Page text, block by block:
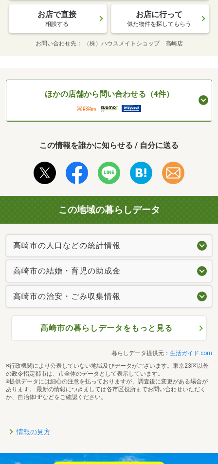
お店で直接
相談する
お店に行って
似た物件を探してもらう
お問い合わせ先 （株）ハウスメイトショップ 高崎店
ほかの店舗から問い合わせる（4件）
この情報を誰かに知らせる / 自分に送る
この地域の暮らしデータ
高崎市の人口などの統計情報
高崎市の結婚・育児の助成金
高崎市の治安・ごみ収集情報
高崎市の暮らしデータをもっと見る
暮らしデータ提供元： 生活ガイド.com
※行政機関により公表していない地域及びデータがございます。東京23区以外
の政令指定都市は、市全体のデータとして表示しています。
※提供データには細心の注意を払っておりますが、調査後に変更がある場合が
あります。 最新の情報につきましては各市区役所までお問い合わせいただく
か、自治体HPなどをご確認ください。
情報の見方